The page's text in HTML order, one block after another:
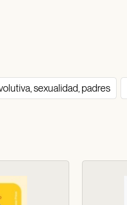
sexualidad, padres